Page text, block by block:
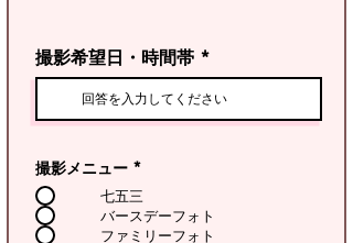
撮影希望日・時間帯
撮影メニュー *
七五三
バースデーフォト
ファミリーフォト